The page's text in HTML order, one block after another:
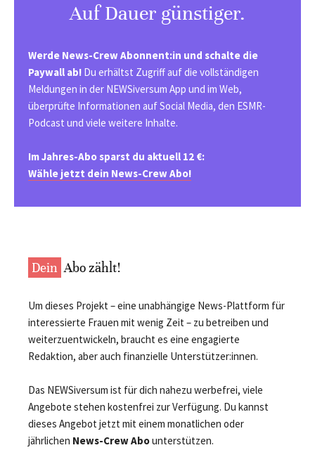
Auf Dauer günstiger.
Werde News-Crew Abonnent:in und schalte die
Paywall ab! Du erhältst Zugriff auf die vollständigen
Meldungen in der NEWSiversum App und im Web,
überprüfte Informationen auf Social Media, den ESMR-
Podcast und viele weitere Inhalte.
Im Jahres-Abo sparst du aktuell 12 €:
Wähle jetzt dein News-Crew Abo!
Dein Abo zählt!
Um dieses Projekt – eine unabhängige News-Plattform für
interessierte Frauen mit wenig Zeit – zu betreiben und
weiterzuentwickeln, braucht es eine engagierte
Redaktion, aber auch finanzielle Unterstützer:innen.
Das NEWSiversum ist für dich nahezu werbefrei, viele
Angebote stehen kostenfrei zur Verfügung. Du kannst
dieses Angebot jetzt mit einem monatlichen oder
jährlichen News-Crew Abounterstützen.